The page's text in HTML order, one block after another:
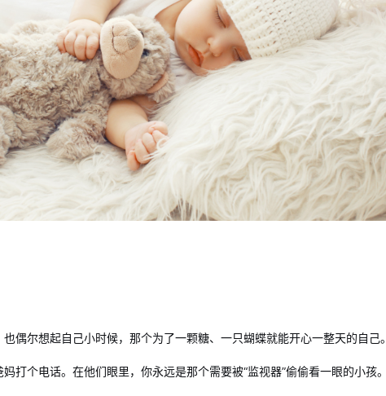
偶尔想起自己小时候，那个为了一颗糖、一只蝴蝶就能开心一整天的自己。
打个电话。在他们眼里，你永远是那个需要被“监视器”偷偷看一眼的小孩。